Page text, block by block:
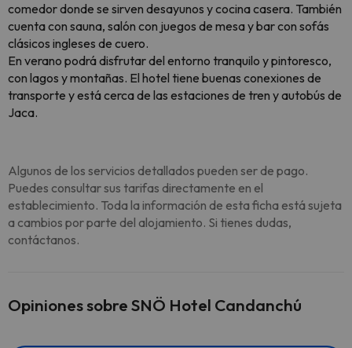
comedor donde se sirven desayunos y cocina casera. También
cuenta con sauna, salón con juegos de mesa y bar con sofás
clásicos ingleses de cuero.
En verano podrá disfrutar del entorno tranquilo y pintoresco,
con lagos y montañas. El hotel tiene buenas conexiones de
transporte y está cerca de las estaciones de tren y autobús de
Jaca.
Algunos de los servicios detallados pueden ser de pago.
Puedes consultar sus tarifas directamente en el
establecimiento. Toda la información de esta ficha está sujeta
a cambios por parte del alojamiento. Si tienes dudas,
contáctanos.
Opiniones sobre SNÖ Hotel Candanchú